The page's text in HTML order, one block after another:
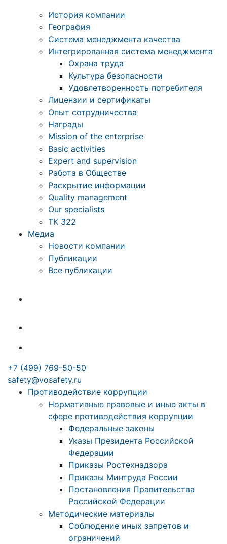
История компании
География
Система менеджмента качества
Интегрированная система менеджмента
Охрана труда
Культура безопасности
Удовлетворенность потребителя
Лицензии и сертификаты
Опыт сотрудничества
Награды
Mission of the enterprise
Basic activities
Expert and supervision
Работа в Обществе
Раскрытие информации
Quality management
Our specialists
ТК 322
Медиа
Новости компании
Публикации
Все публикации
+7 (499) 769-50-50
safety@vosafety.ru
Противодействие коррупции
Нормативные правовые и иные акты в
сфере противодействия коррупции
Федеральные законы
Указы Президента Российской
Федерации
Приказы Ростехнадзора
Приказы Минтруда России
Постановления Правительства
Российской Федерации
Методические материалы
Соблюдение иных запретов и
ограничений